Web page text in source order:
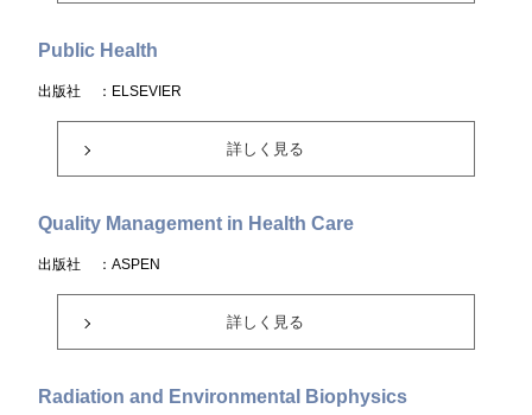
Public Health
出版社 ：ELSEVIER
詳しく見る
Quality Management in Health Care
出版社 ：ASPEN
詳しく見る
Radiation and Environmental Biophysics